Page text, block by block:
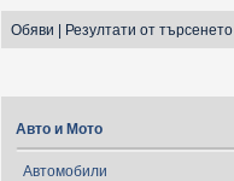
Обяви Резултати от търсенето
Авто и Мото
Автомобили